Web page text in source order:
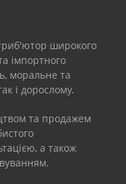
широкого
імпортного
моральне та
і дорослому.
та продажем
а також